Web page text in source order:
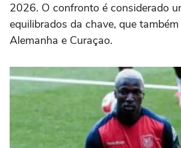
2026. O confronto é considerado
equilibrados da chave, que
Alemanha e Curaçao.